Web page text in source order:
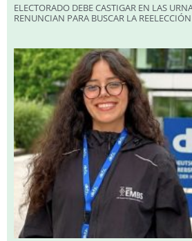
ELECTORADO DEBE CASTIGAR EN LAS
RENUNCIAN PARA BUSCAR LA